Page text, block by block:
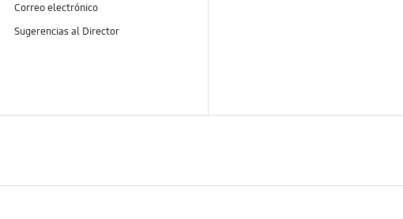
Correo electrónico
Sugerencias al Director